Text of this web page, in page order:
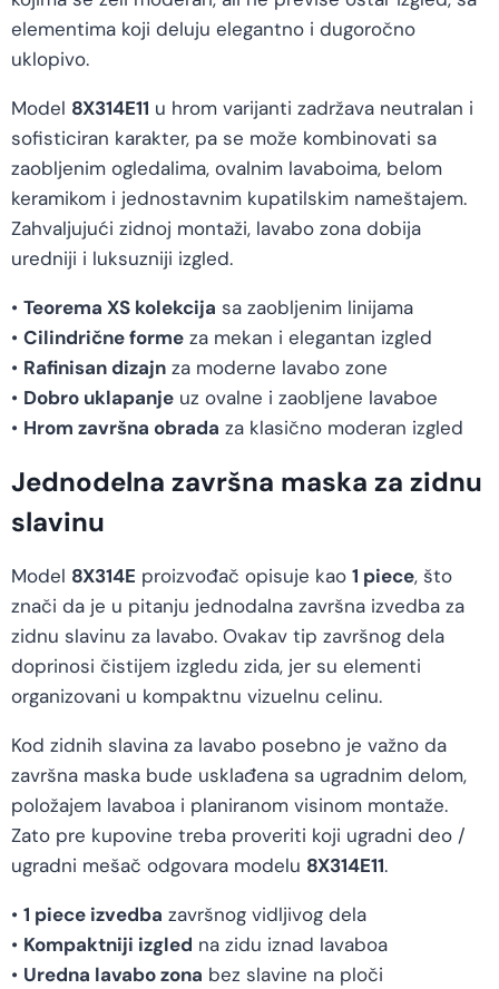
elementima koji deluju elegantno i dugoročno
uklopivo.
Model 8X314E11 u hrom varijanti zadržava neutralan i
sofisticiran karakter, pa se može kombinovati sa
zaobljenim ogledalima, ovalnim lavaboima, belom
keramikom i jednostavnim kupatilskim nameštajem.
Zahvaljujući zidnoj montaži, lavabo zona dobija
uredniji i luksuzniji izgled.
• Teorema XS kolekcija sa zaobljenim linijama
• Cilindrične forme za mekan i elegantan izgled
• Rafinisan dizajn za moderne lavabo zone
• Dobro uklapanje uz ovalne i zaobljene lavaboe
• Hrom završna obrada za klasično moderan izgled
Jednodelna završna maska za zidnu
slavinu
Model 8X314E proizvođač opisuje kao 1 piece, što
znači da je u pitanju jednodalna završna izvedba za
zidnu slavinu za lavabo. Ovakav tip završnog dela
doprinosi čistijem izgledu zida, jer su elementi
organizovani u kompaktnu vizuelnu celinu.
Kod zidnih slavina za lavabo posebno je važno da
završna maska bude usklađena sa ugradnim delom,
položajem lavaboa i planiranom visinom montaže.
Zato pre kupovine treba proveriti koji ugradni deo /
ugradni mešač odgovara modelu 8X314E11.
• 1 piece izvedba završnog vidljivog dela
• Kompaktniji izgled na zidu iznad lavaboa
• Uredna lavabo zona bez slavine na ploči